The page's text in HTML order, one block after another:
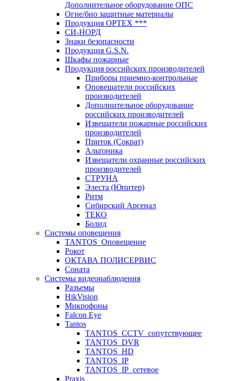
Дополнительное оборудование ОПС
Огне/био защитные материалы
Продукция OPTEХ ***
СИ-НОРД
Знаки безопасности
Продукция G.S.N.
Шкафы пожарные
Продукция российских производителей
Приборы приемно-контрольные
Оповещатели российских
производителей
Дополнительное оборудование
российских производителей
Извещатели пожарные российских
производителей
Приток (Сократ)
Альтоника
Извещатели охранные российских
производителей
СТРУНА
Элеста (Юпитер)
Ритм
Сибирский Арсенал
ТЕКО
Болид
Системы оповещения
TANTOS_Оповещение
Рокот
ОКТАВА ПОЛИСЕРВИС
Соната
Системы видеонаблюдения
Разъемы
HikVision
Микрофоны
Falcon Eye
Tantos
TANTOS_CCTV_сопутствующее
TANTOS_DVR
TANTOS_HD
TANTOS_IP
TANTOS_IP_сетевое
Praxis